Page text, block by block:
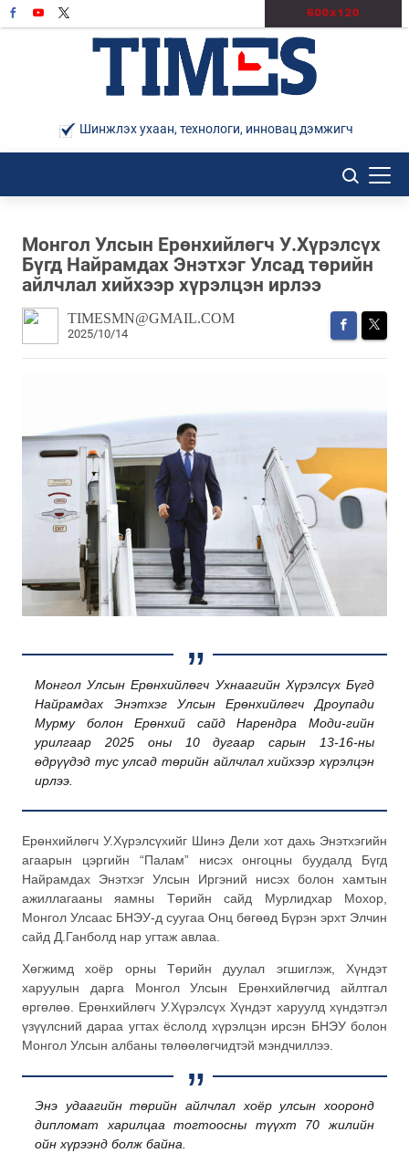
Шинжлэх ухаан, технологи, инновац дэмжигч
Монгол Улсын Ерөнхийлөгч У.Хүрэлсүх
Бүгд Найрамдах Энэтхэг Улсад төрийн
айлчлал хийхээр хүрэлцэн ирлээ
TIMESMN@GMAIL.COM
2025/10/14
Монгол Улсын Ерөнхийлөгч Ухнаагийн Хүрэлсүх Бүгд
Найрамдах Энэтхэг Улсын Ерөнхийлөгч Дроупади
Мурму болон Ерөнхий сайд Нарендра Моди-гийн
урилгаар 2025 оны 10 дугаар сарын 13-16-ны
өдрүүдэд тус улсад төрийн айлчлал хийхээр хүрэлцэн
ирлээ.
Ерөнхийлөгч У.Хүрэлсүхийг Шинэ Дели хот дахь Энэтхэгийн
агаарын цэргийн “Палам” нисэх онгоцны буудалд Бүгд
Найрамдах Энэтхэг Улсын Иргэний нисэх болон хамтын
ажиллагааны яамны Төрийн сайд Мурлидхар Мохор,
Монгол Улсаас БНЭУ-д суугаа Онц бөгөөд Бүрэн эрхт Элчин
сайд Д.Ганболд нар угтаж авлаа.
Хөгжимд хоёр орны Төрийн дуулал эгшиглэж, Хүндэт
харуулын дарга Монгол Улсын Ерөнхийлөгчид айлтгал
өргөлөө. Ерөнхийлөгч У.Хүрэлсүх Хүндэт харуулд хүндэтгэл
үзүүлсний дараа угтах ёслолд хүрэлцэн ирсэн БНЭУ болон
Монгол Улсын албаны төлөөлөгчидтэй мэндчиллээ.
Энэ удаагийн төрийн айлчлал хоёр улсын хооронд
дипломат харилцаа тогтоосны түүхт 70 жилийн
ойн хүрээнд болж байна.